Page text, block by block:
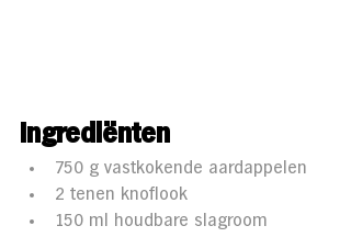
Ingrediënten
750 g vastkokende aardappelen
2 tenen knoflook
150 ml houdbare slagroom